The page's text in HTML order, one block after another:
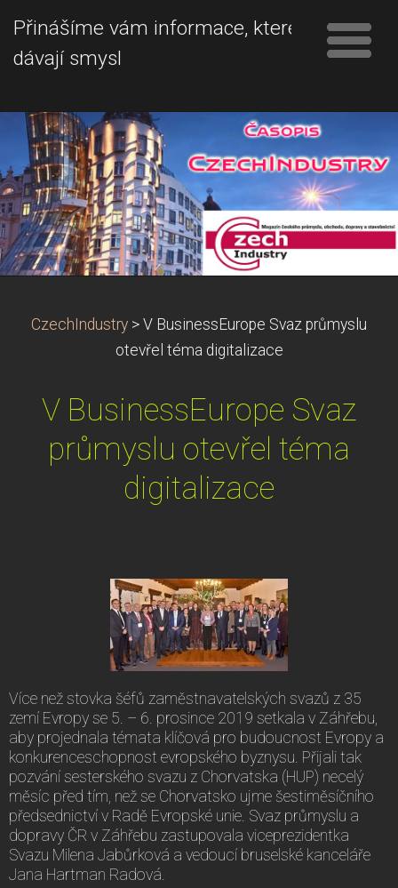
Přinášíme vám informace, které
dávají smysl
CzechIndustry > V BusinessEurope Svaz průmyslu
otevřel téma digitalizace
V BusinessEurope Svaz
průmyslu otevřel téma
digitalizace
Více než stovka šéfů zaměstnavatelských svazů z 35
zemí Evropy se 5. – 6. prosince 2019 setkala v Záhřebu,
aby projednala témata klíčová pro budoucnost Evropy a
konkurenceschopnost evropského byznysu. Přijali tak
pozvání sesterského svazu z Chorvatska (HUP) necelý
měsíc před tím, než se Chorvatsko ujme šestiměsíčního
předsednictví v Radě Evropské unie. Svaz průmyslu a
dopravy ČR v Záhřebu zastupovala viceprezidentka
Svazu Milena Jabůrková a vedoucí bruselské kanceláře
Jana Hartman Radová.